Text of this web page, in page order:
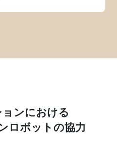
ンにおける
ロボットの協力